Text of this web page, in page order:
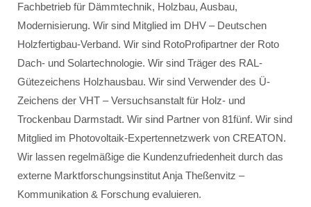
Fachbetrieb für Dämmtechnik, Holzbau, Ausbau,
Modernisierung. Wir sind Mitglied im DHV – Deutschen
Holzfertigbau-Verband. Wir sind RotoProfipartner der Roto
Dach- und Solartechnologie. Wir sind Träger des RAL-
Gütezeichens Holzhausbau. Wir sind Verwender des Ü-
Zeichens der VHT – Versuchsanstalt für Holz- und
Trockenbau Darmstadt. Wir sind Partner von 81fünf. Wir sind
Mitglied im Photovoltaik-Expertennetzwerk von CREATON.
Wir lassen regelmäßige die Kundenzufriedenheit durch das
externe Marktforschungsinstitut Anja Theßenvitz –
Kommunikation & Forschung evaluieren.